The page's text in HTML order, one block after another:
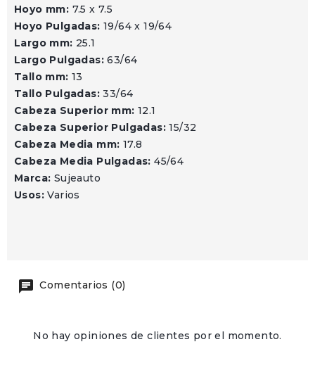
Hoyo mm: 7.5 x 7.5
Hoyo Pulgadas: 19/64 x 19/64
Largo mm: 25.1
Largo Pulgadas:63/64
Tallo mm: 13
Tallo Pulgadas:33/64
Cabeza Superior mm: 12.1
Cabeza Superior Pulgadas:15/32
Cabeza Media mm: 17.8
Cabeza Media Pulgadas:45/64
Marca: Sujeauto
Usos: Varios
Comentarios (0)
No hay opiniones de clientes por el momento.